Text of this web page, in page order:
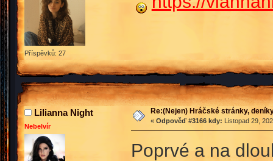
Příspěvků: 27
Lilianna Night
Nebelvír
Re:(Nejen) Hráčské stránky,
« Odpověď #3166 kdy: Listopad 29,
Poprvé a na